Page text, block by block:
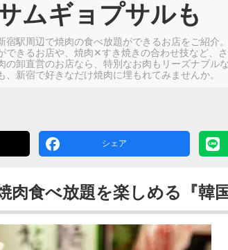
ムギョプサルも
宿駅周辺で焼肉の食べ放題ができるお店をご紹介
できるお店や、焼肉✕すき焼きの合わせ技など、さ
の卸直営のお店なら、特別なお肉もリーズナブル
、新宿で好きなだけ焼肉に埋もれてみませんか。
シェア
肉食べ放題を楽しめる『韓